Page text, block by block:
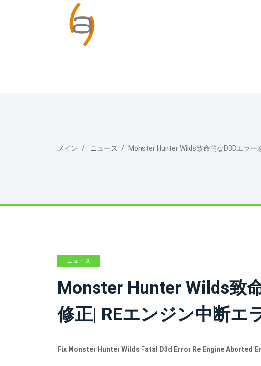
メイン ニュース Monster Hunter Wilds致命的なD3Dエラー
ニュース
Monster Hunter Wilds致
修正| REエンジン中断エ
Fix Monster Hunter Wilds Fatal D3d Error Re Engine Aborted